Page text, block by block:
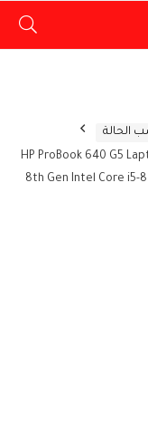
الحالة
HP ProBook 640 G5
8th Gen Intel Core i5-